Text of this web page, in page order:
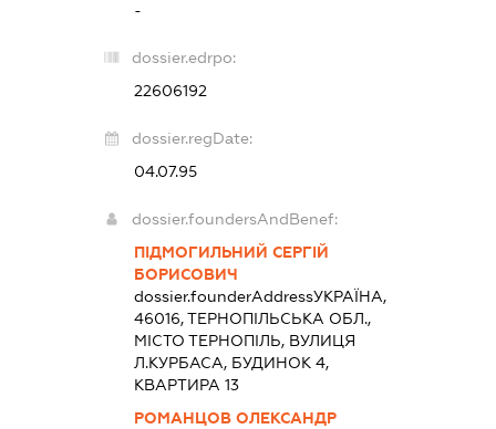
-
dossier.edrpo:
22606192
dossier.regDate:
04.07.95
dossier.foundersAndBenef:
ПІДМОГИЛЬНИЙ СЕРГІЙ
БОРИСОВИЧ
dossier.founderAddressУКРАЇНА,
46016, ТЕРНОПІЛЬСЬКА ОБЛ.,
МІСТО ТЕРНОПІЛЬ, ВУЛИЦЯ
Л.КУРБАСА, БУДИНОК 4,
КВАРТИРА 13
РОМАНЦОВ ОЛЕКСАНДР